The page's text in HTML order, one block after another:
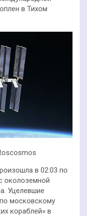
в Тихом
в 02:03 по
околоземной
Уцелевшие
московскому
кораблей» в